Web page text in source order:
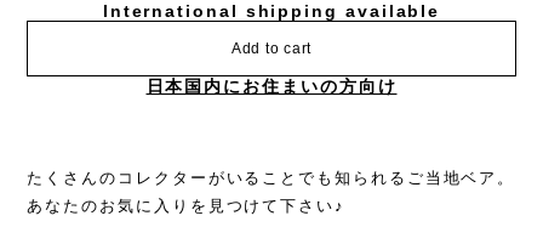
International shipping available
Add to cart
日本国内にお住まいの方向け
たくさんのコレクターがいることでも知られるご当地ベア。
あなたのお気に入りを見つけて下さい♪